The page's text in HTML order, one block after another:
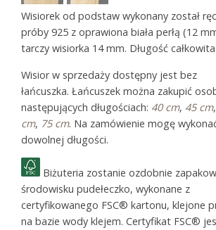
Wisiorek od podstaw wykonany został
próby 925 z oprawiona biała perłą (12
tarczy wisiorka 14 mm. Długość
Wisior w sprzedaży dostępny jest bez
łańcuszka. Łańcuszek można zakupić
następujących długościach: 40 cm, 45 cm,
cm, 75 cm. Na zamówienie mogę
dowolnej długości.
Biżuteria zostanie ozdobnie
środowisku pudełeczko, wykonane z
certyfikowanego FSC® kartonu, klejone
na bazie wody klejem. Certyfikat FSC®